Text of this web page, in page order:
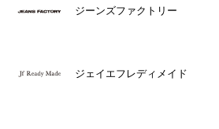
ジーンズファクトリー
ジェイエフレディメイド